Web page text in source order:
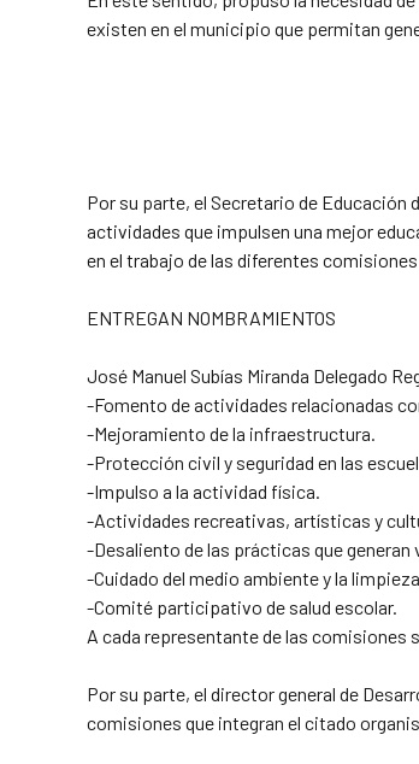
existen en el municipio que permitan
Por su parte, el Secretario de Educación
actividades que impulsen una mejor
en el trabajo de las diferentes
ENTREGAN NOMBRAMIENTOS
José Manuel Subías Miranda Delegado
-Fomento de actividades relacionadas
-Mejoramiento de la infraestructura.
-Protección civil y seguridad en las
-Impulso a la actividad física.
-Actividades recreativas, artísticas y
-Desaliento de las prácticas que
-Cuidado del medio ambiente y la
-Comité participativo de salud escolar.
A cada representante de las comisiones
Por su parte, el director general de
comisiones que integran el citado